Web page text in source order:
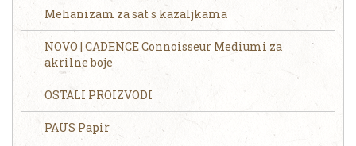
Mehanizam za sat s kazaljkama
NOVO | CADENCE Connoisseur Mediumi za
akrilne boje
OSTALI PROIZVODI
PAUS Papir